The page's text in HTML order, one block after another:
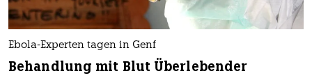
Ebola-Experten tagen in Genf
Behandlung mit Blut Überlebender